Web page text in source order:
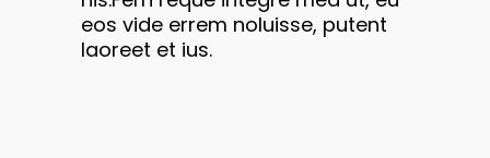
eos vide errem noluisse, putent
laoreet et ius.